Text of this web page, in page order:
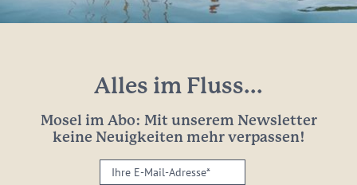
Alles im Fluss...
Mosel im Abo: Mit unserem Newsletter
keine Neuigkeiten mehr verpassen!
Ihre